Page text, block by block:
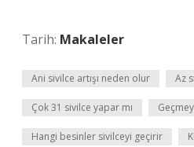
Tarih: Makaleler
Ani sivilce artışı neden olur Az
Çok 31 sivilce yapar mı
Hangi besinler sivilceyi geçirir